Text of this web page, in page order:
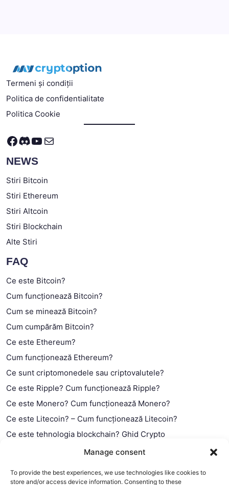
Manage consent
To provide the best experiences, we use technologies like cookies to
store and/or access device information. Consenting to these
Termeni și condiții
Politica de confidentialitate
Politica Cookie
Facebook
Discord
YouTube
Mail
NEWS
Stiri Bitcoin
Stiri Ethereum
Stiri Altcoin
Stiri Blockchain
Alte Stiri
FAQ
Ce este Bitcoin?
Cum funcționează Bitcoin?
Cum se minează Bitcoin?
Cum cumpărăm Bitcoin?
Ce este Ethereum?
Cum funcționează Ethereum?
Ce sunt criptomonedele sau criptovalutele?
Ce este Ripple? Cum funcționează Ripple?
Ce este Monero? Cum funcționează Monero?
Ce este Litecoin? – Cum funcționează Litecoin?
Ce este tehnologia blockchain? Ghid Crypto
Ce este contractul smart?